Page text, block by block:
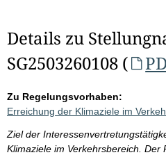
Details zu
SG2503260108 (
Zu Regelungsvorhaben:
Erreichung der Klimaziele im
Ziel der
Klimaziele im Verkehrsbereich. Der